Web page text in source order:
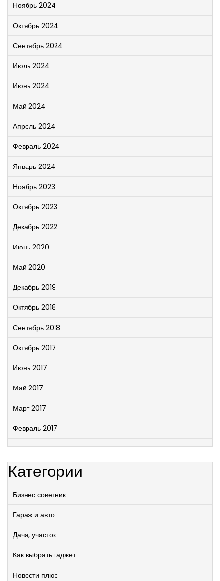
Ноябрь 2024
Октябрь 2024
Сентябрь 2024
Июль 2024
Июнь 2024
Май 2024
Апрель 2024
Февраль 2024
Январь 2024
Ноябрь 2023
Октябрь 2023
Декабрь 2022
Июнь 2020
Май 2020
Декабрь 2019
Октябрь 2018
Сентябрь 2018
Октябрь 2017
Июнь 2017
Май 2017
Март 2017
Февраль 2017
Категории
Бизнес советник
Гараж и авто
Дача, участок
Как выбрать гаджет
Новости плюс